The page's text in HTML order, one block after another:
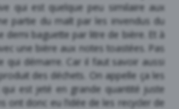
qui est quelque peu similaire aux
partie du malt par les invendus du
demi baguette par litre de bière. Et à
une bière aux notes toastées. Pas
qui démarre. Car il faut savoir aussi
des déchets. On appelle ça les
est jeté en grande quantité juste
ont donc eu l’idée de les recycler de